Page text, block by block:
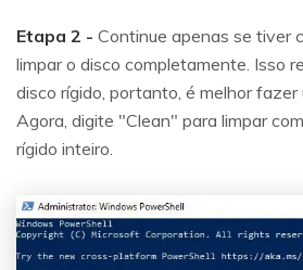
Etapa 2 - Continue apenas se tiver
limpar o disco completamente. Isso
disco rígido, portanto, é melhor fazer
Agora, digite "Clean" para limpar
rígido inteiro.